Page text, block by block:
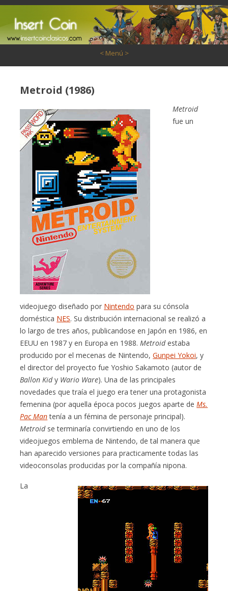
< Menú >
Metroid (1986)
Metroid
fue un
videojuego diseñado por Nintendo para su cónsola
doméstica NES. Su distribución internacional se realizó a
lo largo de tres años, publicandose en Japón en 1986, en
EEUU en 1987 y en Europa en 1988. Metroidestaba
producido por el mecenas de Nintendo,Gunpei Yokoi, y
el director del proyecto fue Yoshio Sakamoto (autor de
Ballon Kidy Wario Ware). Una de las principales
novedades que traía el juego era tener una protagonista
femenina (por aquella época pocos juegos aparte deMs.
Pac Man tenía a un fémina de personaje principal).
Metroid se terminaría convirtiendo en uno de los
videojuegos emblema de Nintendo, de tal manera que
han aparecido versiones para practicamente todas las
videoconsolas producidas por la compañía nipona.
La